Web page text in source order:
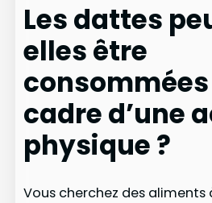
Les dattes
elles être
cadre d’une
physique ?
Vous cherchez des aliments